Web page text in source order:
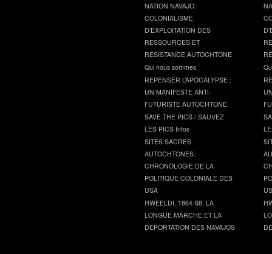
NATION NAVAJO:
COLONIALISME
D’EXPLOITATION DES
RESSOURCES ET
RÉSISTANCE AUTOCHTONE
Qui nous sommes
REPENSER L’APOCALYPSE :
UN MANIFESTE ANTI-
FUTURISTE AUTOCHTONE
SAVE THE PICS / SAUVEZ
LES PICS Infos
SITES SACRES
AUTOCHTONES:
CHRONOLOGIE DE LA
POLITIQUE COLONIALE DES
USA
HWEELDI, 1864-68, LA
LONGUE MARCHE ET LA
DEPORTATION DES NAVAJOS